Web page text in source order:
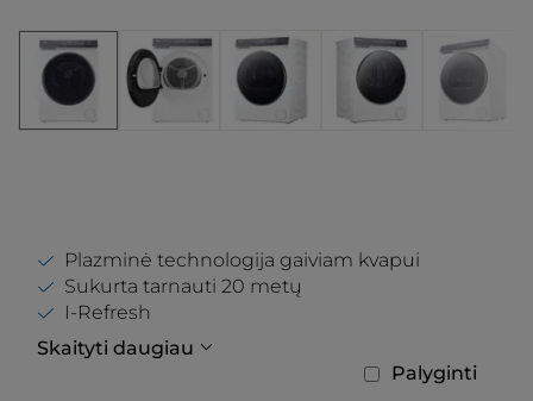
Plazminė technologija gaiviam kvapui
Sukurta tarnauti 20 metų
I-Refresh
Skaityti daugiau
Palyginti